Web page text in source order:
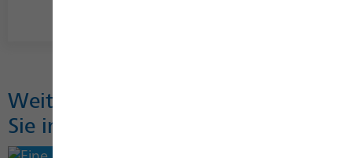
Weitere Energiespartipps finden
Sie in unserer Energiesparwelt: